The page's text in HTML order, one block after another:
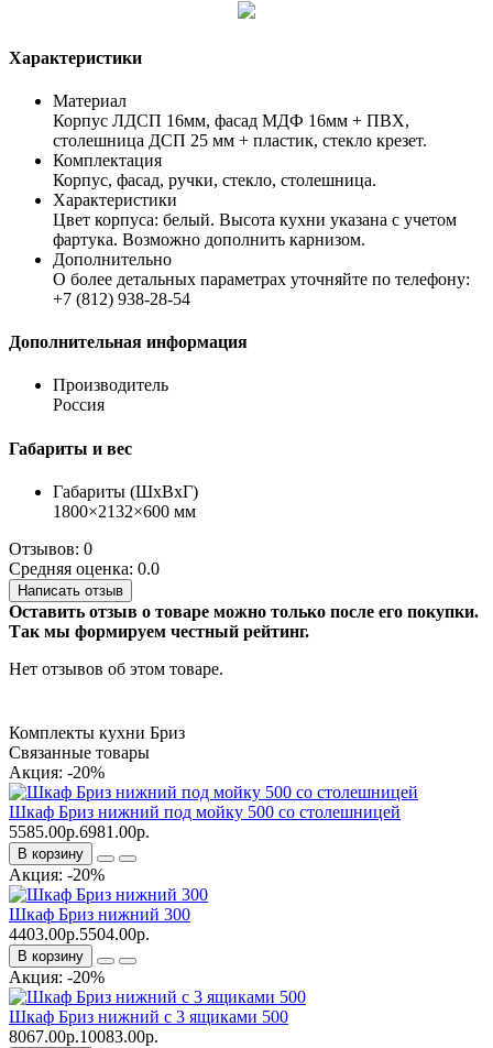
Характеристики
Материал
Корпус ЛДСП 16мм, фасад МДФ 16мм + ПВХ,
столешница ДСП 25 мм + пластик, стекло крезет.
Комплектация
Корпус, фасад, ручки, стекло, столешница.
Характеристики
Цвет корпуса: белый. Высота кухни указана с учетом
фартука. Возможно дополнить карнизом.
Дополнительно
О более детальных параметрах уточняйте по телефону:
+7 (812) 938-28-54
Дополнительная информация
Производитель
Россия
Габариты и вес
Габариты (ШхВхГ)
1800×2132×600 мм
Отзывов: 0
Средняя оценка: 0.0
Написать отзыв
Оставить отзыв о товаре можно только после его покупки.
Так мы формируем честный рейтинг.
Нет отзывов об этом товаре.
Комплекты кухни Бриз
Связанные товары
Акция: -20%
Шкаф Бриз нижний под мойку 500 со столешницей
5585.00р.6981.00р.
В корзину
Акция: -20%
Шкаф Бриз нижний 300
4403.00р.5504.00р.
В корзину
Акция: -20%
Шкаф Бриз нижний с 3 ящиками 500
8067.00р.10083.00р.